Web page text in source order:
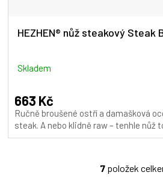
HEZHEN® nůž steakový Steak
Skladem
663 Kč
Ručně broušené ostří a damašková
steak. A nebo klidně raw – tenhle nůž
O
7 položek